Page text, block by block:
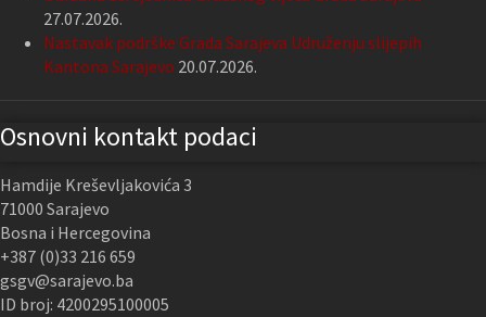
27.07.2026.
Nastavak podrške Grada Sarajeva Udruženju slijepih
Kantona Sarajevo 20.07.2026.
Osnovni kontakt podaci
Hamdije Kreševljakovića 3
71000 Sarajevo
Bosna i Hercegovina
+387 (0)33 216 659
gsgv@sarajevo.ba
ID broj: 4200295100005